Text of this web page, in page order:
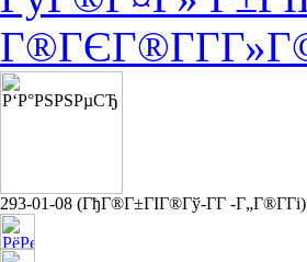
293-01-08 (ГђГ®Г±ГІГ®Гў-Г­Г -Г„Г®Г­Гі)